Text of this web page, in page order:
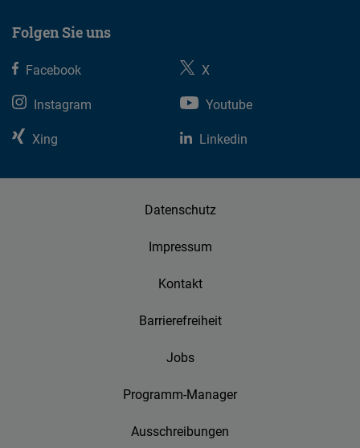
Folgen Sie uns
Facebook
X
Instagram
Youtube
Xing
Linkedin
Datenschutz
Impressum
Kontakt
Barrierefreiheit
Jobs
Programm-Manager
Ausschreibungen